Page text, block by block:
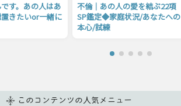
す。あの人はあ
きたいor一緒に
不倫｜あの人の愛を結ぶ22項
SP鑑定◆家庭状況/あなたへの
本心/試練
このコンテンツの人気メニュー